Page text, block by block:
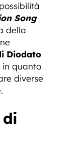
Song
della
Diodato
in quanto
diverse